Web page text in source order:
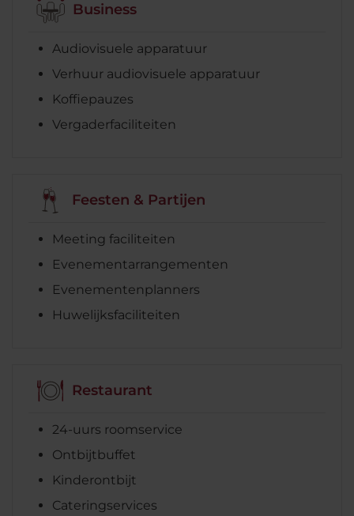
Business
Audiovisuele apparatuur
Verhuur audiovisuele apparatuur
Koffiepauzes
Vergaderfaciliteiten
Feesten & Partijen
Meeting faciliteiten
Evenementarrangementen
Evenementenplanners
Huwelijksfaciliteiten
Restaurant
24-uurs roomservice
Ontbijtbuffet
Kinderontbijt
Cateringservices